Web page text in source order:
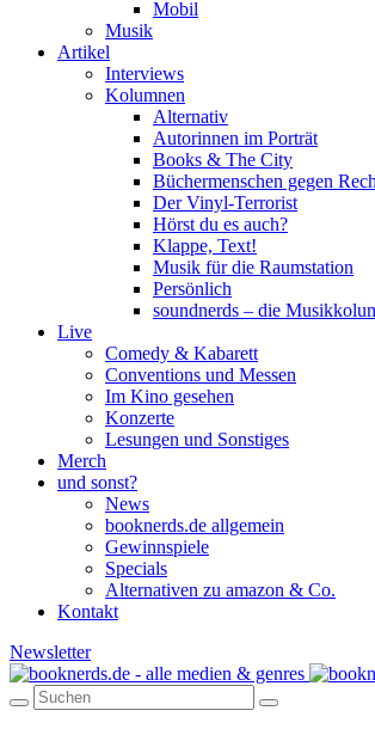
Mobil
Musik
Artikel
Interviews
Kolumnen
Alternativ
Autorinnen im Porträt
Books & The City
Büchermenschen gegen
Der Vinyl-Terrorist
Hörst du es auch?
Klappe, Text!
Musik für die Raumstation
Persönlich
soundnerds – die
Live
Comedy & Kabarett
Conventions und Messen
Im Kino gesehen
Konzerte
Lesungen und Sonstiges
Merch
und sonst?
News
booknerds.de allgemein
Gewinnspiele
Specials
Alternativen zu amazon & Co.
Kontakt
Newsletter